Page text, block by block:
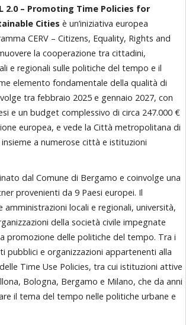
2.0 – Promoting Time Policies for
Cities è un’iniziativa europea
CERV – Citizens, Equality, Rights and
la cooperazione tra cittadini,
e regionali sulle politiche del tempo e il
elemento fondamentale della qualità di
tra febbraio 2025 e gennaio 2027, con
e un budget complessivo di circa 247.000 €
europea, e vede la Città metropolitana di
a numerose città e istituzioni
dal Comune di Bergamo e coinvolge una
provenienti da 9 Paesi europei. Il
amministrazioni locali e regionali, università,
della società civile impegnate
promozione delle politiche del tempo. Tra i
pubblici e organizzazioni appartenenti alla
Time Use Policies, tra cui istituzioni attive
, Bologna, Bergamo e Milano, che da anni
il tema del tempo nelle politiche urbane e